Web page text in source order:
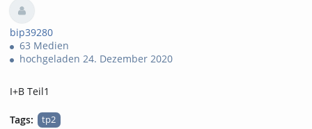
bip39280
63 Medien
hochgeladen 24. Dezember 2020
I+B Teil1
Tags: tp2